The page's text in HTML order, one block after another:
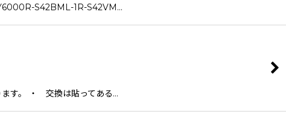
S42BML-1R-S42VM…
す。 ・ 交換は貼ってある…